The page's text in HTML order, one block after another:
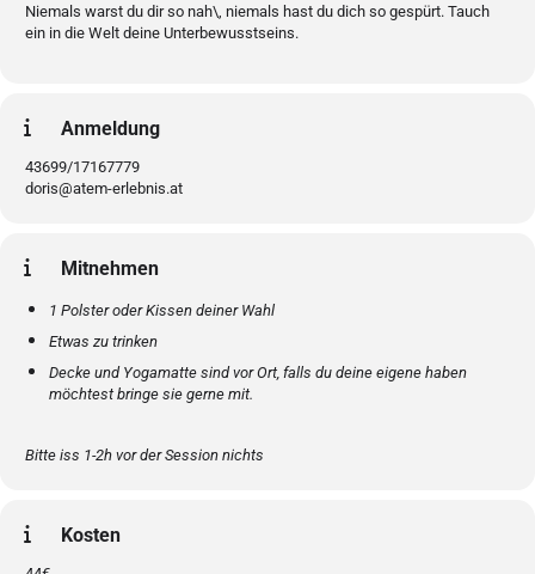
Niemals warst du dir so nah\, niemals hast du dich so gespürt. Tauch
ein in die Welt deine Unterbewusstseins.
Anmeldung
43699/17167779
doris@atem-erlebnis.at
Mitnehmen
1 Polster oder Kissen deiner Wahl
Etwas zu trinken
Decke und Yogamatte sind vor Ort, falls du deine eigene haben
möchtest bringe sie gerne mit.
Bitte iss 1-2h vor der Session nichts
Kosten